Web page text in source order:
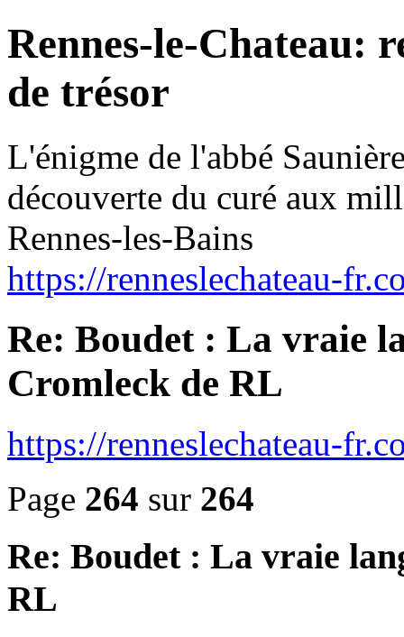
Rennes-le-Chateau:
de trésor
L'énigme de l'abbé
découverte du curé aux
Rennes-les-Bains
https://renneslechateau-
Re: Boudet : La vraie
Cromleck de RL
https://renneslechateau-
Page 264 sur 264
Re: Boudet : La vraie
RL